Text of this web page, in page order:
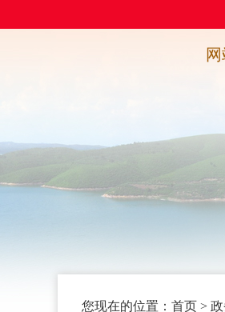
您现在的位置： 首页 >